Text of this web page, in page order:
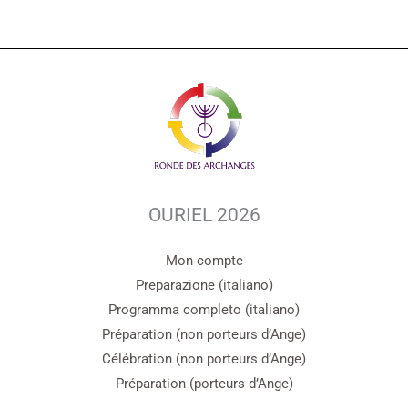
OURIEL 2026
Mon compte
Preparazione (italiano)
Programma completo (italiano)
Préparation (non porteurs d’Ange)
Célébration (non porteurs d’Ange)
Préparation (porteurs d’Ange)